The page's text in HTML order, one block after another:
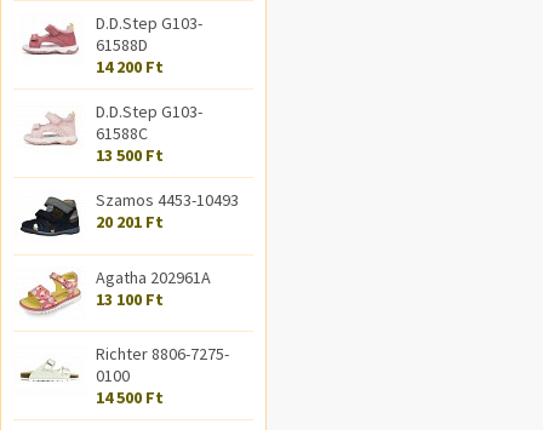
D.D.Step G103-
61588D
14 200 Ft
D.D.Step G103-
61588C
13 500 Ft
Szamos 4453-10493
20 201 Ft
Agatha 202961A
13 100 Ft
Richter 8806-7275-
0100
14 500 Ft